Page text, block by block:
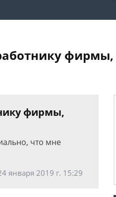
фирмы,
фирмы,
что мне
января 2019 г. 15:29